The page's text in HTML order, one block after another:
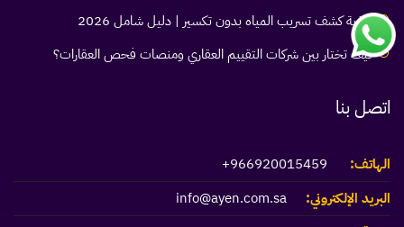
كيفية كشف تسريب المياه بدون تكسير | دليل شامل 2026
كيف تختار بين شركات التقييم العقاري ومنصات فحص العقارات؟
اتصل بنا
الهاتف:
966920015459+
البريد الإلكتروني:
info@ayen.com.sa